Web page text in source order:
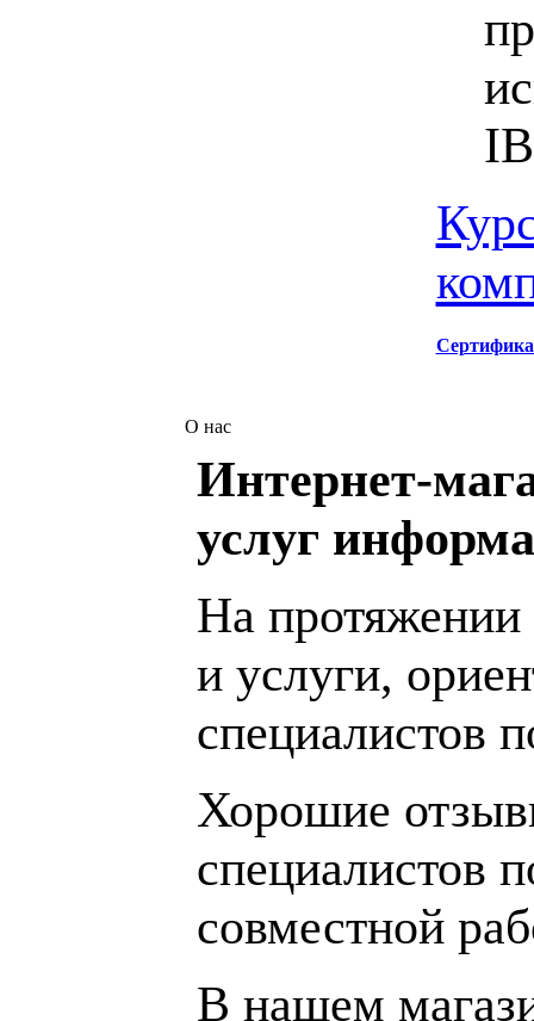
О нас
Интернет-
услуг
На протяжении
и услуги,
специалистов
Хорошие
специалистов
совместной
В нашем